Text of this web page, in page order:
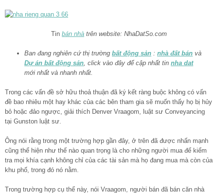
Tin bán nhà trên website: NhaDatSo.com
Ban đang nghiên cứ thị trường bất động sản : nhà đất bán và
Dự án bất động sản, click vào đây để cập nhất tin nha dat
mới nhất và nhanh nhất.
Trong các vấn đề sở hữu thoả thuận đã ký kết ràng buộc không có vấn
đề bao nhiêu một hay khác của các bên tham gia sẽ muốn thấy họ bị hủy
bỏ hoặc đảo ngược, giải thích Denver Vraagom, luật sư Conveyancing
tại Gunston luật sư.
Ông nói rằng trong một trường hợp gần đây, ở trên đã được nhấn mạnh
cũng thể hiện như thế nào quan trọng là cho những người mua để kiểm
tra mọi khía cạnh không chỉ của các tài sản mà họ đang mua mà còn của
khu phố, trong đó nó nằm.
Trong trường hợp cụ thể này, nói Vraagom, người bán đã bán căn nhà